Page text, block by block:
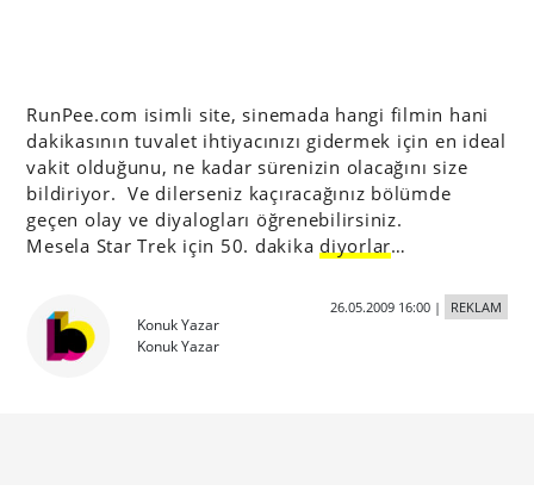
RunPee.com isimli site, sinemada hangi filmin hani
dakikasının tuvalet ihtiyacınızı gidermek için en ideal
vakit olduğunu, ne kadar sürenizin olacağını size
bildiriyor. Ve dilerseniz kaçıracağınız bölümde
geçen olay ve diyalogları öğrenebilirsiniz.
Mesela Star Trek için 50. dakika diyorlar…
Konuk Yazar
Konuk Yazar
26.05.2009 16:00| REKLAM